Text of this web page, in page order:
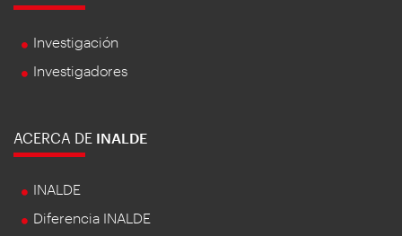
Investigación
Investigadores
ACERCA DE INALDE
INALDE
Diferencia INALDE